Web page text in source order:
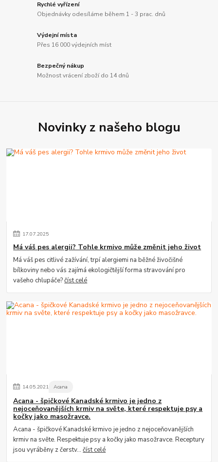
Rychlé vyřízení
Objednávky odesíláme během 1 - 3 prac. dnů
Výdejní místa
Přes 16 000 výdejních míst
Bezpečný nákup
Možnost vrácení zboží do 14 dnů
Novinky z našeho blogu
17.07.2025
Má váš pes alergii? Tohle krmivo může změnit jeho život
Má váš pes citlivé zažívání, trpí alergiemi na běžné živočišné
bílkoviny nebo vás zajímá ekologičtější forma stravování pro
vašeho chlupáče?číst celé
14.05.2021 Acana
Acana - špičkové Kanadské krmivo je jedno z
nejoceňovanějších krmiv na světe, které respektuje psy a
kočky jako masožravce.
Acana - špičkové Kanadské krmivo je jedno z nejoceňovanějších
krmiv na světe. Respektuje psy a kočky jako masožravce. Receptury
jsou vyráběny z čerstv...číst celé